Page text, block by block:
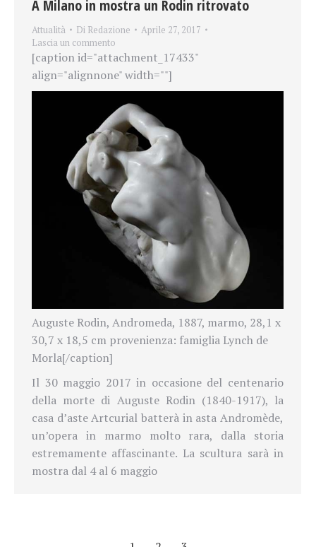
A Milano in mostra un Rodin ritrovato
Attualità Di Redazione
Aprile 27, 2017
Lascia un commento
[caption id="attachment_17433"
align="alignnone" width=""]
Auguste Rodin, Andromeda, 1887, marmo, 28,1 x
30,7 x 18,5 cm provenienza: famiglia Lynch de
Morla[/caption]
Il 30 maggio 2017 in occasione del centenario
della morte di Auguste Rodin (1840-1917), la
casa d’aste Artcurial batterà in asta Andromède,
un’opera in marmo molto rara, dalla storia
estremamente affascinante. La scultura sarà in
mostra dal 4 al 6 maggio